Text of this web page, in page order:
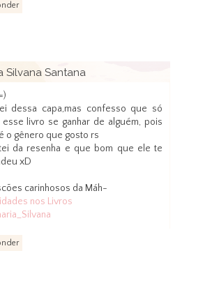
Silvana Santana
dessa capa,mas confesso que só
esse livro se ganhar de alguém, pois
o gênero que gosto rs
da resenha e que bom que ele te
xD
carinhosos da Máh-
nos Livros